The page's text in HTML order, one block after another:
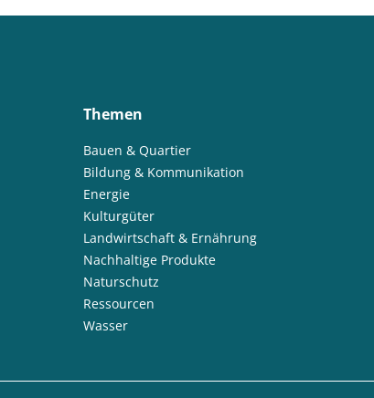
Themen
Bauen & Quartier
Bildung & Kommunikation
Energie
Kulturgüter
Landwirtschaft & Ernährung
Nachhaltige Produkte
Naturschutz
Ressourcen
Wasser